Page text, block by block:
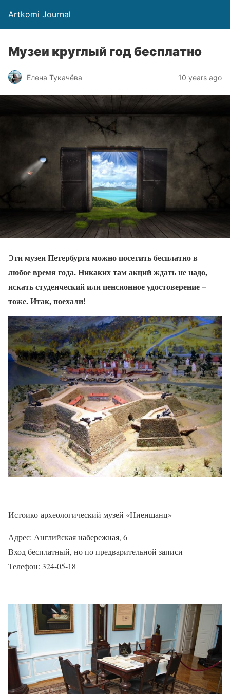
Artkomi Journal
Музеи круглый год бесплатно
Елена Тукачёва 10 years ago
Эти музеи Петербурга можно посетить бесплатно в
любое время года. Никаких там акций ждать не надо,
искать студенческий или пенсионное удостоверение –
тоже. Итак, поехали!
Истоико-археологический музей «Ниеншанц»
Адрес: Английская набережная, 6
Вход бесплатный, но по предварительной записи
Телефон: 324-05-18